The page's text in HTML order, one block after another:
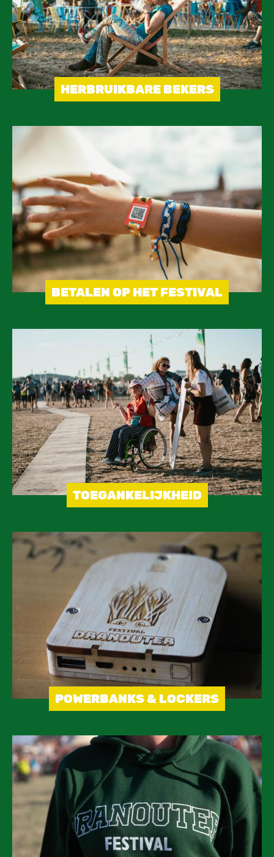
HERBRUIKBARE BEKERS
Image
BETALEN OP HET FESTIVAL
TOEGANKELIJKHEID
Image
POWERBANKS & LOCKERS
Image